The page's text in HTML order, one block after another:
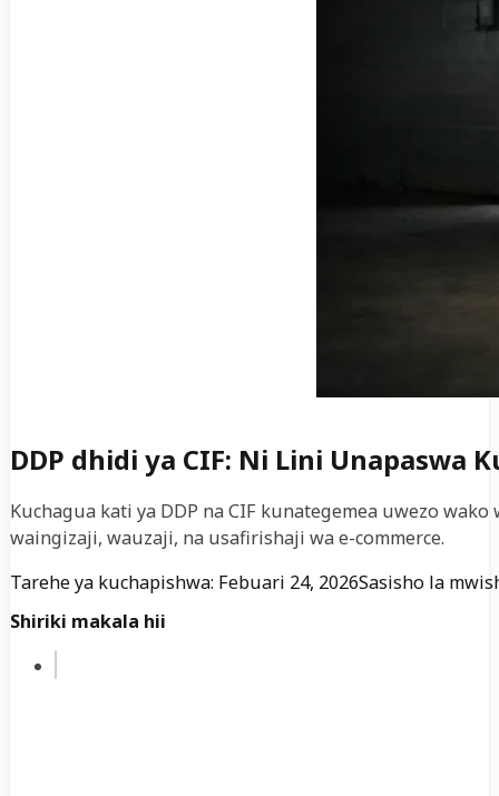
DDP dhidi ya CIF: Ni Lini Unapaswa
Kuchagua kati ya DDP na CIF kunategemea uwezo
waingizaji, wauzaji, na usafirishaji wa e-commerce.
Tarehe ya kuchapishwa: Febuari 24, 2026Sasisho la
Shiriki makala hii